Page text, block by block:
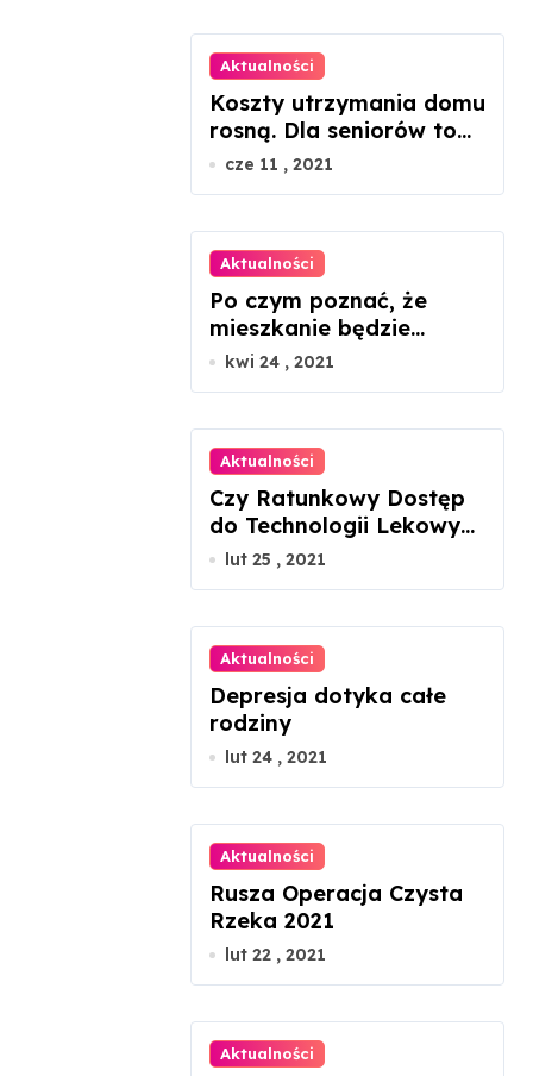
Aktualności
Koszty utrzymania domu
rosną. Dla seniorów to
dramat
cze 11 , 2021
Aktualności
Po czym poznać, że
mieszkanie będzie
ustawne, patrząc tylko
kwi 24 , 2021
Aktualności
Czy Ratunkowy Dostęp
do Technologii Lekowych
uratuje chorego z
lut 25 , 2021
Aktualności
Depresja dotyka całe
rodziny
lut 24 , 2021
Aktualności
Rusza Operacja Czysta
Rzeka 2021
lut 22 , 2021
Aktualności